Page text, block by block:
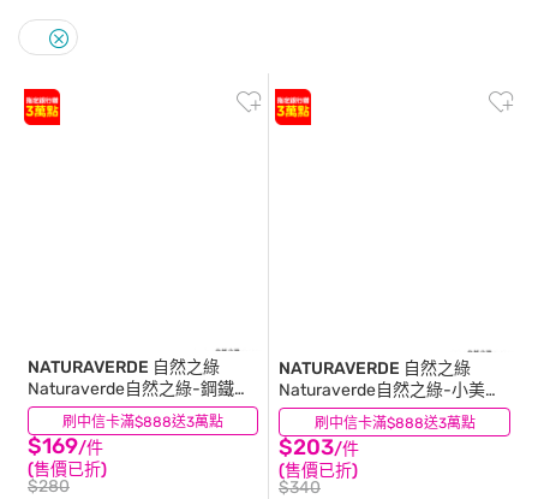
刷中信卡滿$888送3萬點
NATURAVERDE 自然之綠
Naturaverde自然之綠-鋼鐵人
金盞花雙效洗髮沐浴露-250ML
$169/件
(售價已折)
$280
(0) 刷中信卡滿$888送3萬點
NATURAVERDE 自然之綠
Naturaverde自然之綠-小美人
魚矢車菊潔顏沐浴液態
皂-300ml
$203/件
(售價已折)
$340
(0)